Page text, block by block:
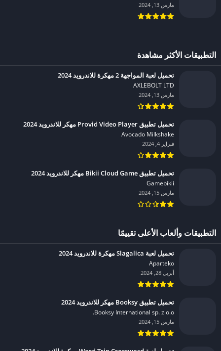
مارس 13, 2024
التطبيقات الأكثر مشاهدة
تحميل لعبة المواجهة 2 مهكرة للاندرويد 2024
AXLEBOLT LTD‏
مارس 13, 2024
تحميل تطبيق Provid Video Player مهكر للاندرويد 2024
Avocado Milkshake‏
فبراير 4, 2024
تحميل تطبيق Bikii Cloud Game مهكر للاندرويد 2024
Gamebikii‏
مارس 15, 2024
التطبيقات وألعاب الأعلى تقييمًا
تحميل لعبة Slagalica مهكرة للاندرويد 2024
Aparteko‏
أبريل 28, 2024
تحميل تطبيق Booksy مهكر للاندرويد 2024
Booksy International sp. z o.o.‏
مارس 15, 2024